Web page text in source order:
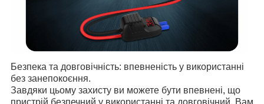
Безпека та довговічність: впевненість у використанні
без занепокоєння.
Завдяки цьому захисту ви можете бути впевнені, що
пристрій безпечний у використанні та довговічний. Вам